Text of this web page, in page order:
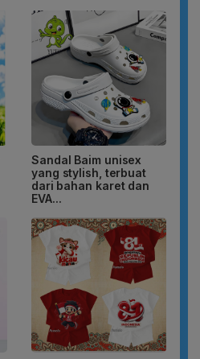
Sandal Baim unisex
yang stylish, terbuat
dari bahan karet dan
EVA...